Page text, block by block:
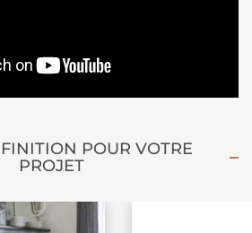
POUR VOTRE
PROJET